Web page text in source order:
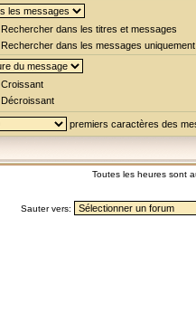
Rechercher dans les titres et messages
Rechercher dans les messages uniquement
Croissant
Décroissant
premiers caractères des
Toutes les heures sont
Sauter vers: